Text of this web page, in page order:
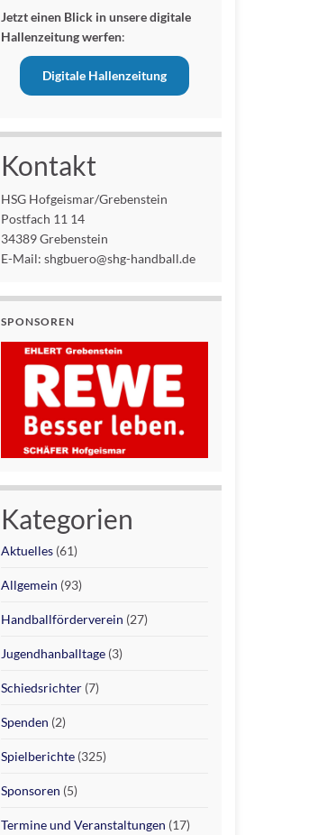
Jetzt einen Blick in unsere digitale
Hallenzeitung werfen:
Digitale Hallenzeitung
Kontakt
HSG Hofgeismar/Grebenstein
Postfach 11 14
34389 Grebenstein
E-Mail: shgbuero@shg-handball.de
SPONSOREN
Kategorien
Aktuelles (61)
Allgemein (93)
Handballförderverein (27)
Jugendhanballtage (3)
Schiedsrichter (7)
Spenden (2)
Spielberichte (325)
Sponsoren (5)
Termine und Veranstaltungen (17)